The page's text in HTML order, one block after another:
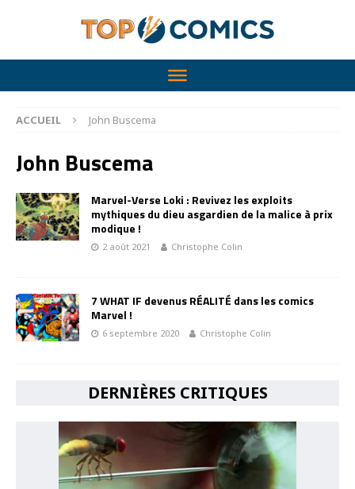
ACCUEIL John Buscema
John Buscema
Marvel-Verse Loki : Revivez les exploits
mythiques du dieu asgardien de la malice à prix
modique !
2 août 2021 Christophe Colin
7 WHAT IF devenus RÉALITÉ dans les comics
Marvel !
6 septembre 2020 Christophe Colin
DERNIÈRES CRITIQUES